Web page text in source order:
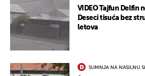
VIDEO Tajfun Delfin
Deseci tisuća bez
letova
SUMNJA NA NASILNU
UKLJUČITE